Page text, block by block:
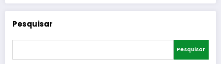
Pesquisar
Pesquisar